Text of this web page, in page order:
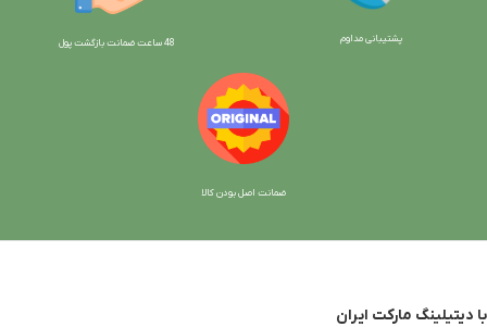
پشتیبانی مداوم 48 ساعت ضمانت بازگش ت پول
ضمانت اصل بودن کالا
با دیتیلینگ مارکت ایران